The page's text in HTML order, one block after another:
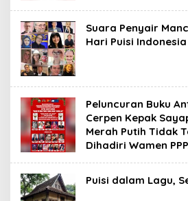
Suara Penyair
Hari Puisi Indonesia
Peluncuran Buku
Cerpen Kepak
Merah Putih Tidak
Dihadiri Wamen
Puisi dalam Lagu,